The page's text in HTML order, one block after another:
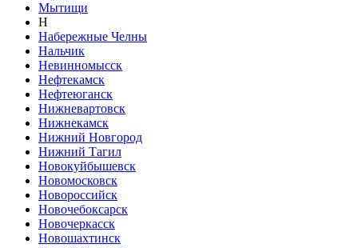
Мытищи
Н
Набережные Челны
Нальчик
Невинномысск
Нефтекамск
Нефтеюганск
Нижневартовск
Нижнекамск
Нижний Новгород
Нижний Тагил
Новокуйбышевск
Новомосковск
Новороссийск
Новочебоксарск
Новочеркасск
Новошахтинск